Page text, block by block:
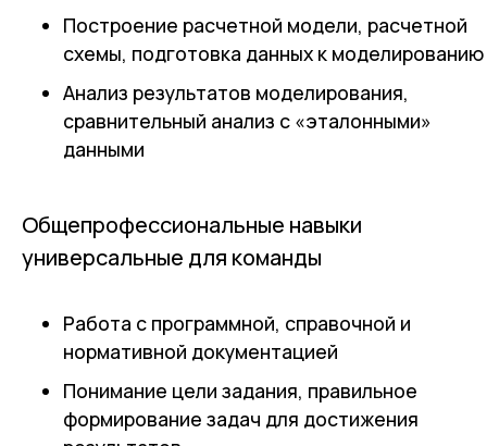
Построение расчетной модели, расчетной
схемы, подготовка данных к моделированию
Анализ результатов моделирования,
сравнительный анализ с «эталонными»
данными
Общепрофессиональные навыки
универсальные для команды
Работа с программной, справочной и
нормативной документацией
Понимание цели задания, правильное
формирование задач для достижения